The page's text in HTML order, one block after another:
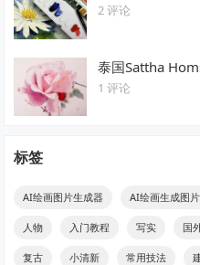
2 评论
泰国Sattha
1 评论
标签
AI绘画图片生成器 AI绘画生成图片
人物 入门教程 写实 国
复古 小清新 常用技法